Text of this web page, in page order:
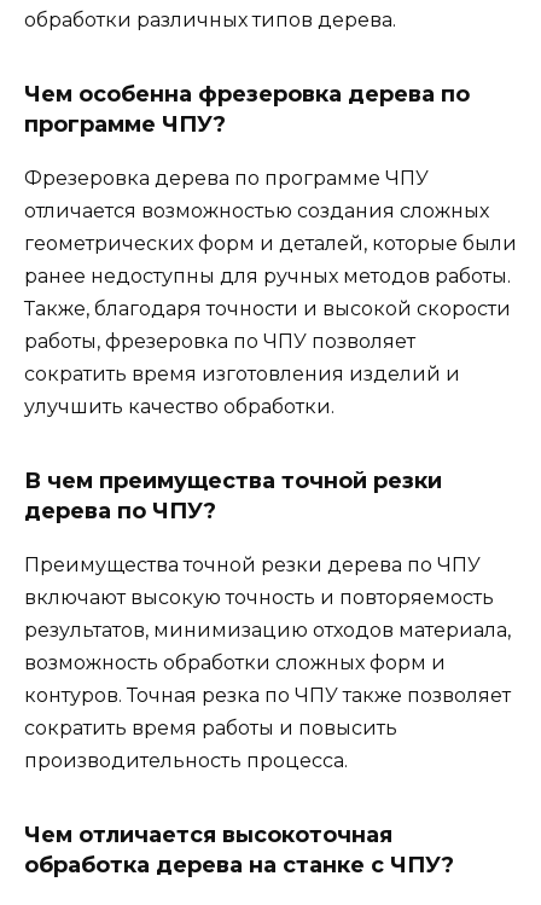
обработки различных типов дерева.
Чем особенна фрезеровка дерева по
программе ЧПУ?
Фрезеровка дерева по программе ЧПУ
отличается возможностью создания сложных
геометрических форм и деталей, которые были
ранее недоступны для ручных методов работы.
Также, благодаря точности и высокой скорости
работы, фрезеровка по ЧПУ позволяет
сократить время изготовления изделий и
улучшить качество обработки.
В чем преимущества точной резки
дерева по ЧПУ?
Преимущества точной резки дерева по ЧПУ
включают высокую точность и повторяемость
результатов, минимизацию отходов материала,
возможность обработки сложных форм и
контуров. Точная резка по ЧПУ также позволяет
сократить время работы и повысить
производительность процесса.
Чем отличается высокоточная
обработка дерева на станке с ЧПУ?